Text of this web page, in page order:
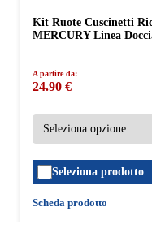
Kit Ruote Cuscinetti
MERCURY Linea
A partire da:
24.90 €
Seleziona prodotto
Scheda prodotto